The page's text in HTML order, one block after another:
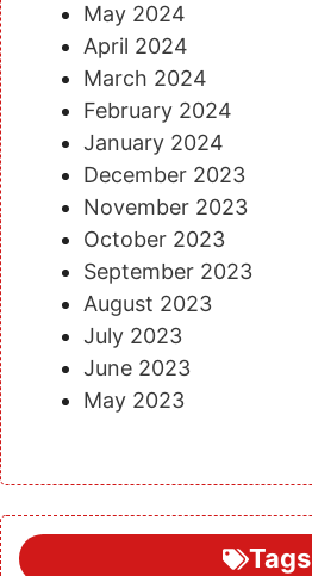
May 2024
April 2024
March 2024
February 2024
January 2024
December 2023
November 2023
October 2023
September 2023
August 2023
July 2023
June 2023
May 2023
Tags